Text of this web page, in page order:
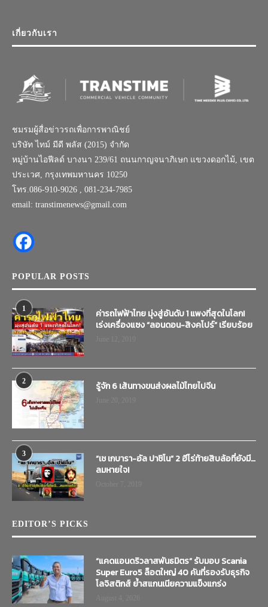
เกี่ยวกับเรา
ชมรมผู้สื่อข่าวรถเพื่อการพาณิชย์
บริษัท ไทม์ มีดี พลัส (2015) จำกัด
หมู่บ้านไอฟีลด์ บางนา 239/61 ถนนกาญจนาภิเษก แขวงดอกไม้, เขต
ประเวศ, กรุงเทพมหานคร 10250
โทร.086-910-9026 , 081-234-7985
email: transtimenews@gmail.com
POPULAR POSTS
1
ค่ารถไฟฟ้าไทย มุ่งสู่อันดับ 1 แพงที่สุดในโลก!
เร่งเครื่องแซง “ลอนดอน-สิงคโปร์” เรียบร้อย
2 รู้จัก 6 เส้นทางขนส่งผลไม้ไทยไปจีน
3
“เช เกบารา-อัล ปาชิโน” 2 ฮีโร่ท้ายสิบล้อที่ยังมี…
ลมหายใจ!
EDITOR’S PICKS
“แคดแอนดริวลาสพันธมิตร” รับมอบ Scania
Super Euro5 ล็อตใหญ่ 40 คันที่รองรับธุรกิจ
โลจิสติกส์ ย้ำสแกนเนียความแข็งแกร่ง